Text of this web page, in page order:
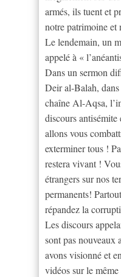
armés, ils tuent et
notre patrimoine et
Le lendemain, un
appelé à «
Dans un sermon
Deir al-Balah,
chaîne Al-Aqsa,
discours
allons vous
exterminer tous !
restera vivant !
étrangers sur nos
permanents!
répandez la
Les discours
sont pas nouveaux
avons visionné et
vidéos sur le